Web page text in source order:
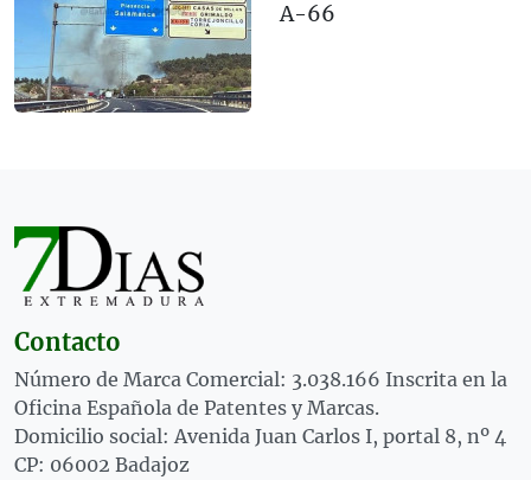
A-66
Contacto
Número de Marca Comercial: 3.038.166 Inscrita en la
Oficina Española de Patentes y Marcas.
Domicilio social: Avenida Juan Carlos I, portal 8, nº 4
CP: 06002 Badajoz